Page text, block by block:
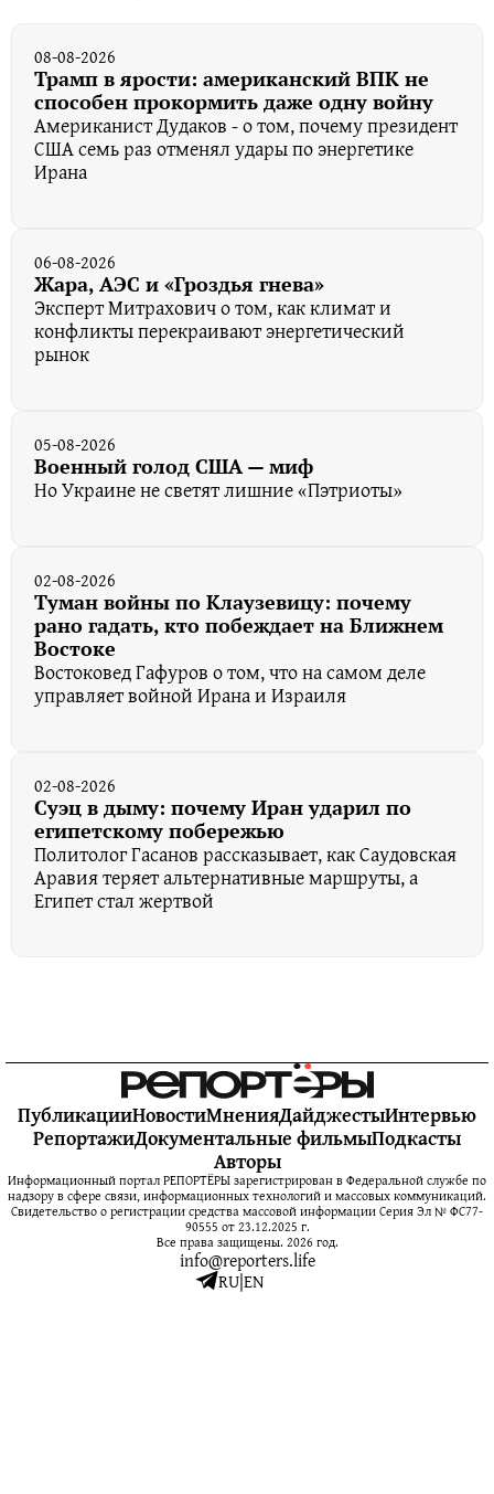
08-08-2026
Трамп в ярости: американский ВПК не
способен прокормить даже одну войну
Американист Дудаков - о том, почему президент
США семь раз отменял удары по энергетике
Ирана
06-08-2026
Жара, АЭС и «Гроздья гнева»
Эксперт Митрахович о том, как климат и
конфликты перекраивают энергетический
рынок
05-08-2026
Военный голод США — миф
Но Украине не светят лишние «Пэтриоты»
02-08-2026
Туман войны по Клаузевицу: почему
рано гадать, кто побеждает на Ближнем
Востоке
Востоковед Гафуров о том, что на самом деле
управляет войной Ирана и Израиля
02-08-2026
Суэц в дыму: почему Иран ударил по
египетскому побережью
Политолог Гасанов рассказывает, как Саудовская
Аравия теряет альтернативные маршруты, а
Египет стал жертвой
ПубликацииНовостиМненияДайджестыИнтервью
РепортажиДокументальные фильмыПодкасты
Авторы
Информационный портал РЕПОРТЁРЫ зарегистрирован в Федеральной службе по
надзору в сфере связи, информационных технологий и массовых коммуникаций.
Свидетельство о регистрации средства массовой информации Серия Эл № ФС77-
90555 от 23.12.2025 г.
Все права защищены. 2026 год.
info@reporters.life
RU|EN